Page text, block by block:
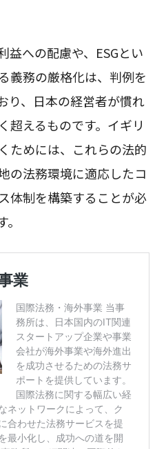
益への配慮や、ESGとい
義務の厳格化は、判例を
り、日本の経営者が慣れ
超えるものです。イギリ
ためには、これらの法的
の法務環境に適応したコ
体制を構築することが必